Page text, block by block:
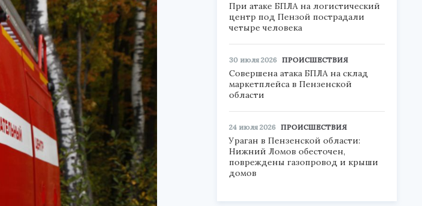
При атаке БПЛА на логистический
центр под Пензой пострадали
четыре человека
30 июля 2026 ПРОИСШЕСТВИЯ
Совершена атака БПЛА на склад
маркетплейса в Пензенской
области
24 июля 2026 ПРОИСШЕСТВИЯ
Ураган в Пензенской области:
Нижний Ломов обесточен,
повреждены газопровод и крыши
домов